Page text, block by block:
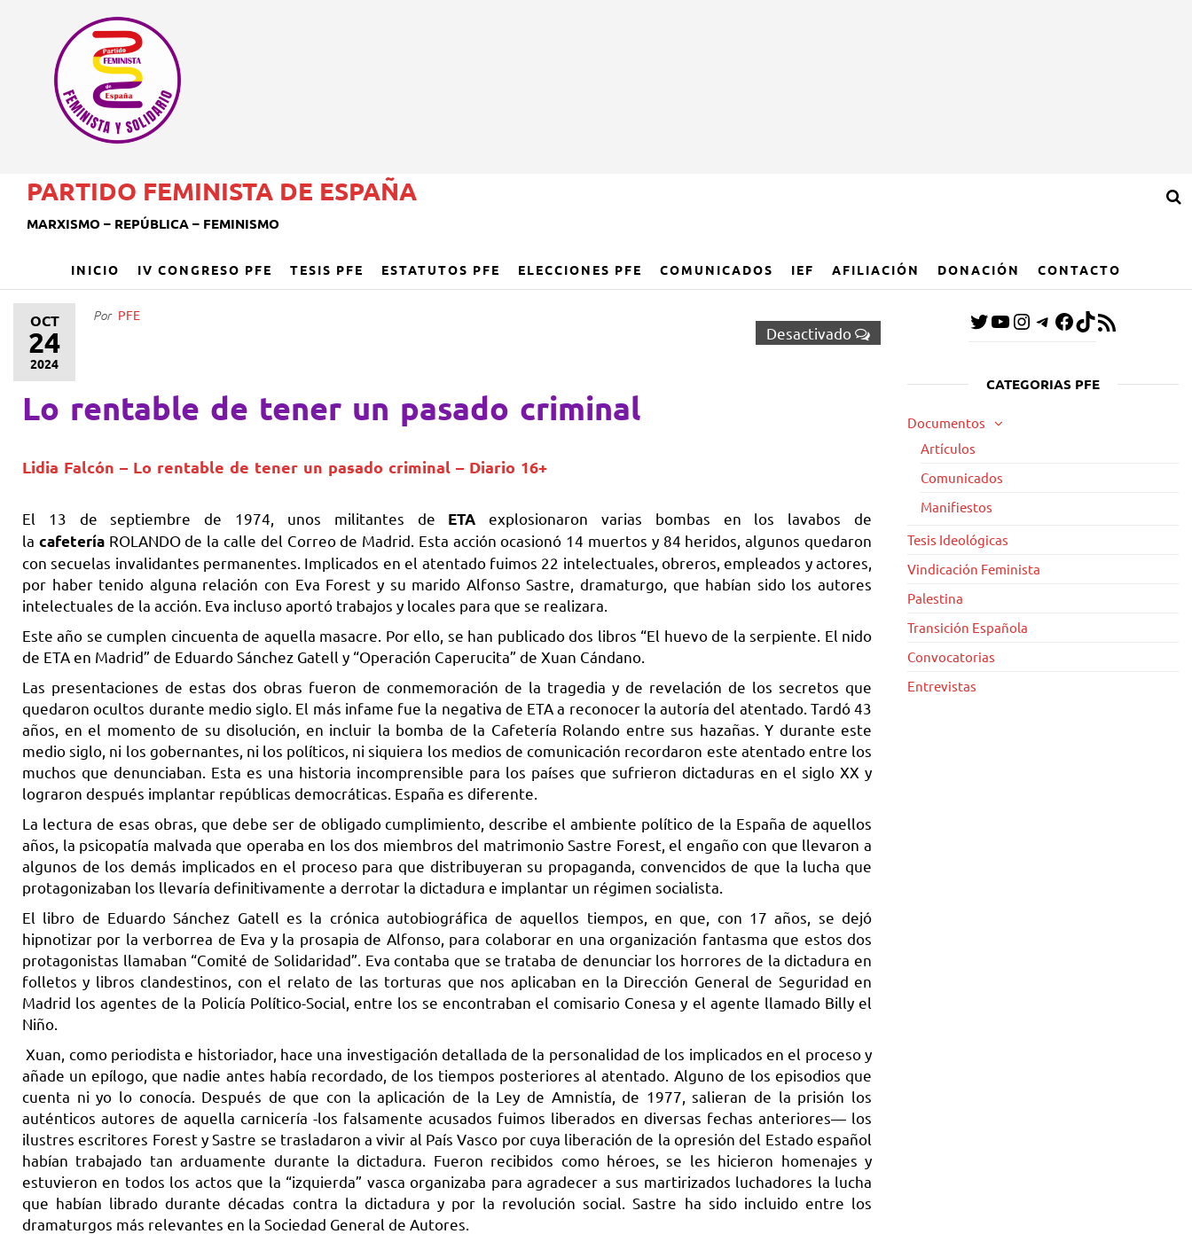
PARTIDO FEMINISTA DE ESPAÑA
MARXISMO – REPÚBLICA – FEMINISMO
INICIO IV CONGRESO PFE TESIS PFE ESTATUTOS PFE ELECCIONES PFE COMUNICADOS IEF AFILIACIÓN DONACIÓN CONTACTO
OCT
24
2024
Desactivado
Por PFE
Lo rentable de tener un pasado criminal
Lidia Falcón – Lo rentable de tener un pasado criminal – Diario 16+
El 13 de septiembre de 1974, unos militantes de ETAexplosionaron varias bombas en los lavabos de
la cafetería ROLANDO de la calle del Correo de Madrid. Esta acción ocasionó 14 muertos y 84 heridos, algunos quedaron
con secuelas invalidantes permanentes. Implicados en el atentado fuimos 22 intelectuales, obreros, empleados y actores,
por haber tenido alguna relación con Eva Forest y su marido Alfonso Sastre, dramaturgo, que habían sido los autores
intelectuales de la acción. Eva incluso aportó trabajos y locales para que se realizara.
Este año se cumplen cincuenta de aquella masacre. Por ello, se han publicado dos libros “El huevo de la serpiente. El nido
de ETA en Madrid” de Eduardo Sánchez Gatell y “Operación Caperucita” de Xuan Cándano.
Las presentaciones de estas dos obras fueron de conmemoración de la tragedia y de revelación de los secretos que
quedaron ocultos durante medio siglo. El más infame fue la negativa de ETA a reconocer la autoría del atentado. Tardó 43
años, en el momento de su disolución, en incluir la bomba de la Cafetería Rolando entre sus hazañas. Y durante este
medio siglo, ni los gobernantes, ni los políticos, ni siquiera los medios de comunicación recordaron este atentado entre los
muchos que denunciaban. Esta es una historia incomprensible para los países que sufrieron dictaduras en el siglo XX y
lograron después implantar repúblicas democráticas. España es diferente.
La lectura de esas obras, que debe ser de obligado cumplimiento, describe el ambiente político de la España de aquellos
años, la psicopatía malvada que operaba en los dos miembros del matrimonio Sastre Forest, el engaño con que llevaron a
algunos de los demás implicados en el proceso para que distribuyeran su propaganda, convencidos de que la lucha que
protagonizaban los llevaría definitivamente a derrotar la dictadura e implantar un régimen socialista.
El libro de Eduardo Sánchez Gatell es la crónica autobiográfica de aquellos tiempos, en que, con 17 años, se dejó
hipnotizar por la verborrea de Eva y la prosapia de Alfonso, para colaborar en una organización fantasma que estos dos
protagonistas llamaban “Comité de Solidaridad”. Eva contaba que se trataba de denunciar los horrores de la dictadura en
folletos y libros clandestinos, con el relato de las torturas que nos aplicaban en la Dirección General de Seguridad en
Madrid los agentes de la Policía Político-Social, entre los se encontraban el comisario Conesa y el agente llamado Billy el
Niño.
Xuan, como periodista e historiador, hace una investigación detallada de la personalidad de los implicados en el proceso y
añade un epílogo, que nadie antes había recordado, de los tiempos posteriores al atentado. Alguno de los episodios que
cuenta ni yo lo conocía. Después de que con la aplicación de la Ley de Amnistía, de 1977, salieran de la prisión los
auténticos autores de aquella carnicería -los falsamente acusados fuimos liberados en diversas fechas anteriores— los
ilustres escritores Forest y Sastre se trasladaron a vivir al País Vasco por cuya liberación de la opresión del Estado español
habían trabajado tan arduamente durante la dictadura. Fueron recibidos como héroes, se les hicieron homenajes y
estuvieron en todos los actos que la “izquierda” vasca organizaba para agradecer a sus martirizados luchadores la lucha
que habían librado durante décadas contra la dictadura y por la revolución social. Sastre ha sido incluido entre los
dramaturgos más relevantes en la Sociedad General de Autores.
CATEGORIAS PFE
Documentos
Artículos
Comunicados
Manifiestos
Tesis Ideológicas
Vindicación Feminista
Palestina
Transición Española
Convocatorias
Entrevistas